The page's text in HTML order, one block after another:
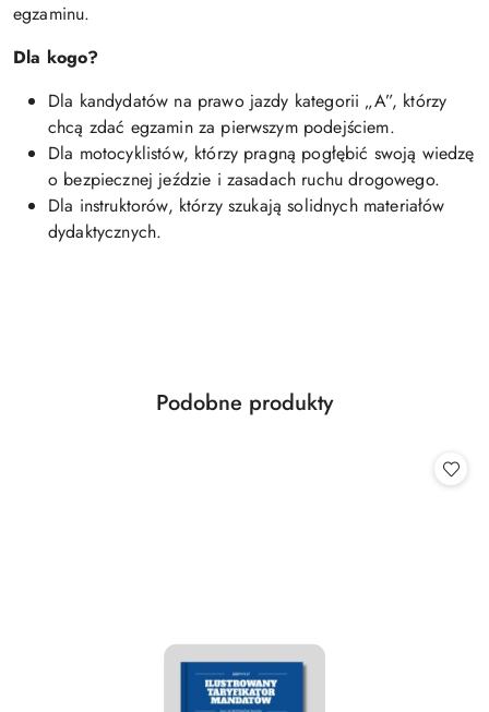
egzaminu.
Dla kogo?
Dla kandydatów na prawo jazdy kategorii „A”, którzy
chcą zdać egzamin za pierwszym podejściem.
Dla motocyklistów, którzy pragną pogłębić swoją wiedzę
o bezpiecznej jeździe i zasadach ruchu drogowego.
Dla instruktorów, którzy szukają solidnych materiałów
dydaktycznych.
Pomiń karuzelę produktów
Produkty
Podobne produkty